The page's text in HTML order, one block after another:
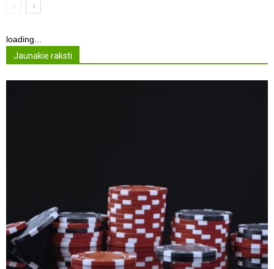
loading...
Jaunakie raksti